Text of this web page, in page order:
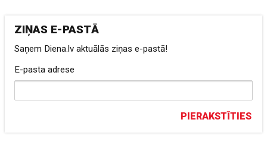
ZIŅAS E-PASTĀ
Saņem Diena.lv aktuālās ziņas e-pastā!
E-pasta adrese
PIERAKSTĪTIES